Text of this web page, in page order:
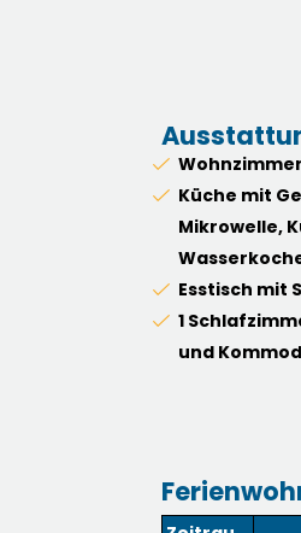
Küche mit
Mikrowelle,
Esstisch mit
1
und